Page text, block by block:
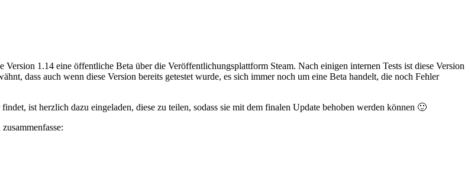
1.14 eine öffentliche Beta über die Veröffentlichungsplattform Steam. Nach einigen internen Tests ist diese Version
dass auch wenn diese Version bereits getestet wurde, es sich immer noch um eine Beta handelt, die noch Fehler
ist herzlich dazu eingeladen, diese zu teilen, sodass sie mit dem finalen Update behoben werden können 🙂